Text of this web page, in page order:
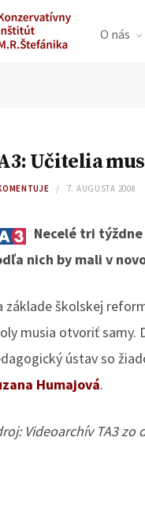
O nás
Učitelia
7. AUGUSTA 2008
Necelé tri
nich by mali v
základe školskej
musia otvoriť samy.
ústav so
Humajová.
Videoarchív TA3 zo